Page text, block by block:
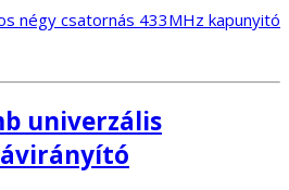
univerzális